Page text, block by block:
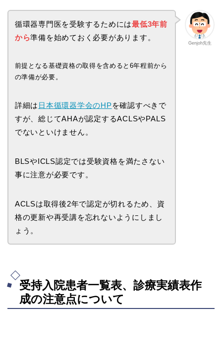
Genjoh先生
循環器専門医を受験するためには最低3年前
から準備を始めておく必要があります。
前提となる基礎資格の取得を含めると6年程前から
の準備が必要。
詳細は 日本循環器学会のHPを確認すべきで
すが、総じてAHAが認定するACLSやPALS
でないといけません。
BLSやICLS認定では受験資格を満たさない
事に注意が必要です。
ACLSは取得後2年で認定が切れるため、資
格の更新や再受講を忘れないようにしまし
ょう。
受持入院患者一覧表、診療実績表作
成の注意点について